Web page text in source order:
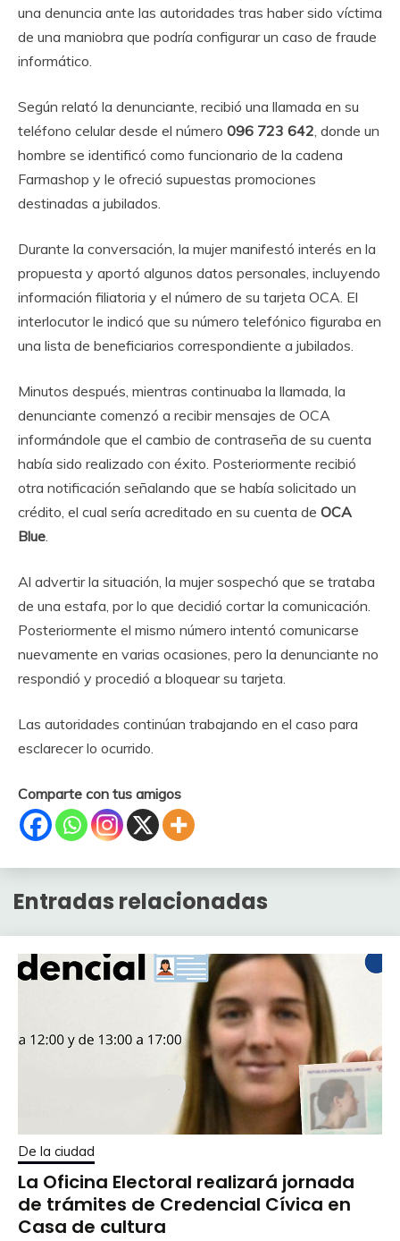
una denuncia ante las autoridades tras haber sido víctima
de una maniobra que podría configurar un caso de fraude
informático.
Según relató la denunciante, recibió una llamada en su
teléfono celular desde el número 096 723 642, donde un
hombre se identificó como funcionario de la cadena
Farmashop y le ofreció supuestas promociones
destinadas a jubilados.
Durante la conversación, la mujer manifestó interés en la
propuesta y aportó algunos datos personales, incluyendo
información filiatoria y el número de su tarjeta OCA. El
interlocutor le indicó que su número telefónico figuraba en
una lista de beneficiarios correspondiente a jubilados.
Minutos después, mientras continuaba la llamada, la
denunciante comenzó a recibir mensajes de OCA
informándole que el cambio de contraseña de su cuenta
había sido realizado con éxito. Posteriormente recibió
otra notificación señalando que se había solicitado un
crédito, el cual sería acreditado en su cuenta de OCA
Blue.
Al advertir la situación, la mujer sospechó que se trataba
de una estafa, por lo que decidió cortar la comunicación.
Posteriormente el mismo número intentó comunicarse
nuevamente en varias ocasiones, pero la denunciante no
respondió y procedió a bloquear su tarjeta.
Las autoridades continúan trabajando en el caso para
esclarecer lo ocurrido.
Comparte con tus amigos
Entradas relacionadas
De la ciudad
La Oficina Electoral realizará jornada
de trámites de Credencial Cívica en
Casa de cultura